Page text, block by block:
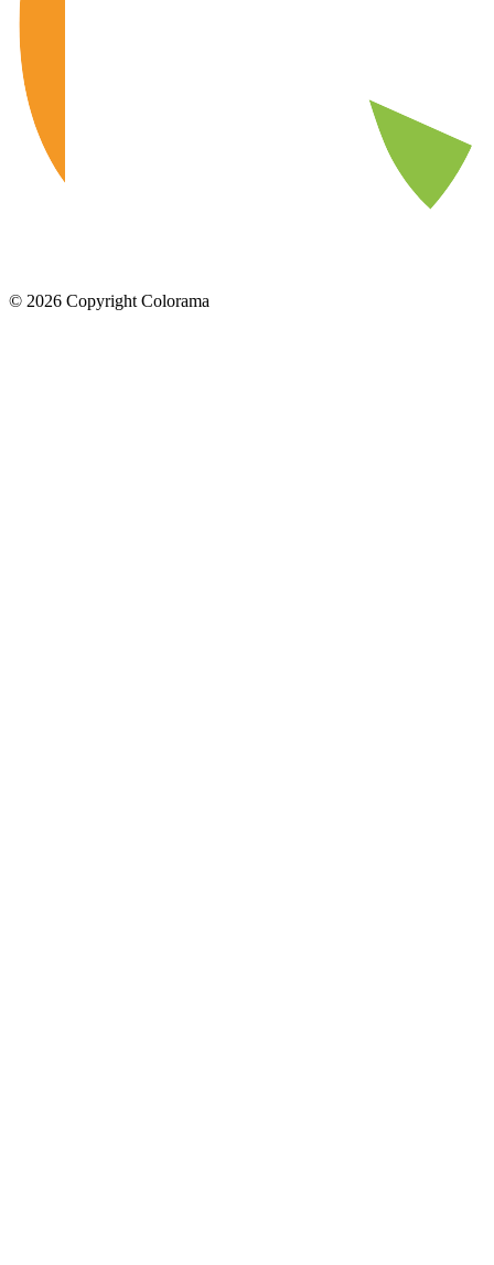
© 2026 Copyright Colorama